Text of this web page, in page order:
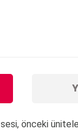
önceki